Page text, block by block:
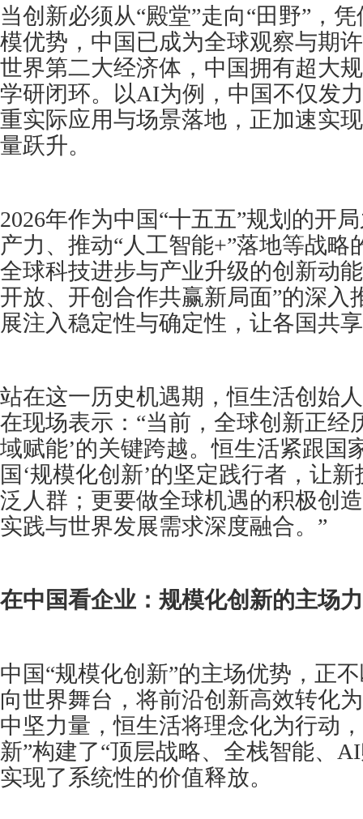
当创新必须从“殿堂”走向“田野”，
模优势，中国已成为全球观察与期
世界第二大经济体，中国拥有超大
学研闭环。以AI为例，中国不仅发
重实际应用与场景落地，正加速实
量跃升。
2026年作为中国“十五五”规划的开
产力、推动“人工智能+”落地等战略
全球科技进步与产业升级的创新动
开放、开创合作共赢新局面”的深入
展注入稳定性与确定性，让各国共
站在这一历史机遇期，恒生活创始
在现场表示：“当前，全球创新正经
域赋能’的关键跨越。恒生活紧跟国
国‘规模化创新’的坚定践行者，让
泛人群；更要做全球机遇的积极创
实践与世界发展需求深度融合。”
在中国看企业：规模化创新的主场
中国“规模化创新”的主场优势，正
向世界舞台，将前沿创新高效转化
中坚力量，恒生活将理念化为行动
新”构建了“顶层战略、全栈智能、
实现了系统性的价值释放。